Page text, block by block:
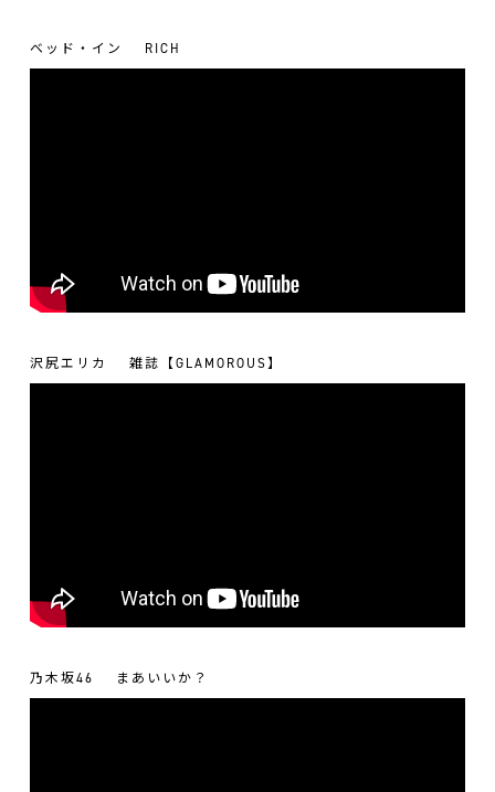
ベッド・イン RICH
沢尻エリカ 雑誌【GLAMOROUS】
乃木坂46 まあいいか？